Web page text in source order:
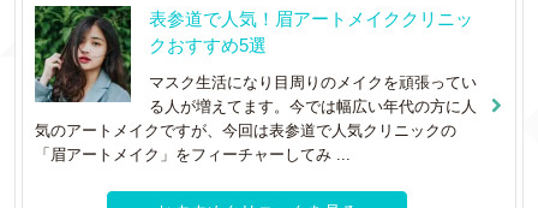
表参道で人気！眉アートメイククリニッ
クおすすめ5選
マスク生活になり目周りのメイクを頑張ってい
る人が増えてます。今では幅広い年代の方に人
気のアートメイクですが、今回は表参道で人気クリニックの
「眉アートメイク」をフィーチャーしてみ ...